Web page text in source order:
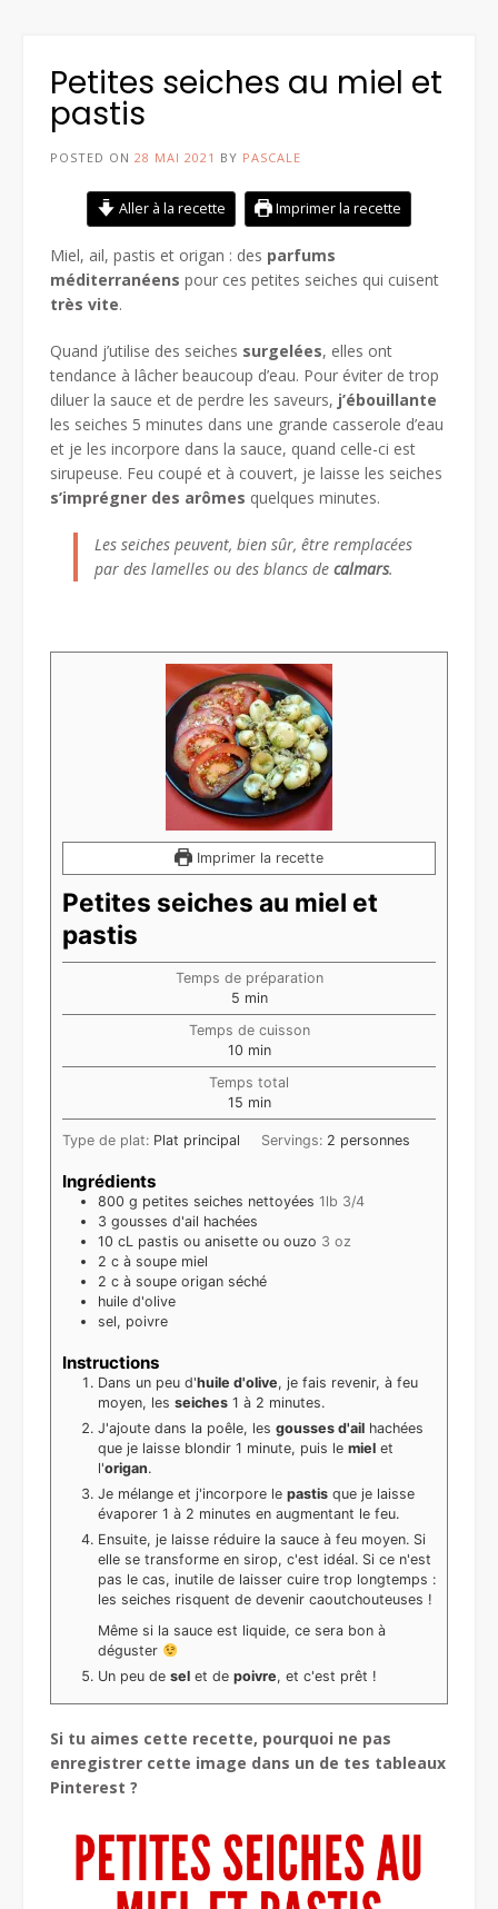
Petites seiches au miel et
pastis
POSTED ON 28 MAI 2021 BY PASCALE
Aller à la recette Imprimer la recette
Miel, ail, pastis et origan : des parfums
méditerranéens pour ces petites seiches qui cuisent
très vite.
Quand j’utilise des seiches surgelées, elles ont
tendance à lâcher beaucoup d’eau. Pour éviter de trop
diluer la sauce et de perdre les saveurs, j’ébouillante
les seiches 5 minutes dans une grande casserole d’eau
et je les incorpore dans la sauce, quand celle-ci est
sirupeuse. Feu coupé et à couvert, je laisse les seiches
s’imprégner des arômes quelques minutes.
Les seiches peuvent, bien sûr, être remplacées
par des lamelles ou des blancs de calmars.
Imprimer la recette
Petites seiches au miel et
pastis
Temps de préparation
5minutes
min
Temps de cuisson
10minutes
min
Temps total
15minutes
min
Type de plat: Plat principal Servings: 2 personnes
Ingrédients
800 g petites seiches nettoyées 1lb 3/4
3 gousses d'ail hachées
10 cL pastis ou anisette ou ouzo 3 oz
2 c à soupe miel
2 c à soupe origan séché
huile d'olive
sel, poivre
Instructions
Dans un peu d'huile d'olive, je fais revenir, à feu
moyen, les seiches 1 à 2 minutes.
J'ajoute dans la poêle, les gousses d'ail hachées
que je laisse blondir 1 minute, puis le miel et
l'origan.
Je mélange et j'incorpore le pastis que je laisse
évaporer 1 à 2 minutes en augmentant le feu.
Ensuite, je laisse réduire la sauce à feu moyen. Si
elle se transforme en sirop, c'est idéal. Si ce n'est
pas le cas, inutile de laisser cuire trop longtemps :
les seiches risquent de devenir caoutchouteuses !
Même si la sauce est liquide, ce sera bon à
déguster
Un peu de sel et de poivre, et c'est prêt !
Si tu aimes cette recette, pourquoi ne pas
enregistrer cette image dans un de tes tableaux
Pinterest ?